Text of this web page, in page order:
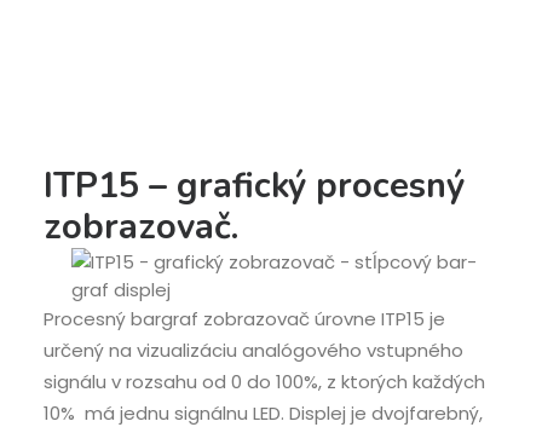
ITP15 – grafický procesný
zobrazovač.
Procesný bargraf zobrazovač úrovne ITP15 je
určený na vizualizáciu analógového vstupného
signálu v rozsahu od 0 do 100%, z ktorých každých
10% má jednu signálnu LED. Displej je dvojfarebný,